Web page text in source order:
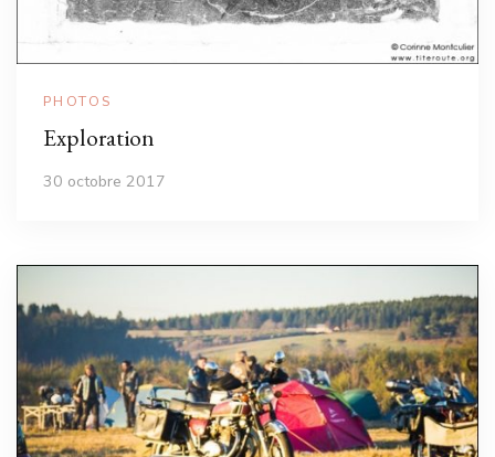
PHOTOS
Exploration
30 octobre 2017